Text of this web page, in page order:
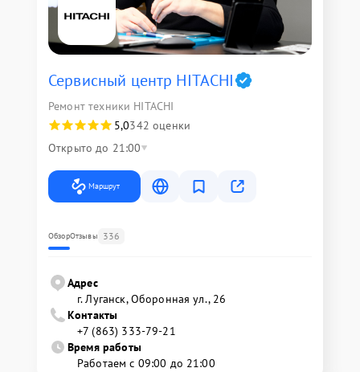
Сервисный центр HITACHI
Ремонт техники HITACHI
5,0342 оценки
Открыто до 21:00
Маршрут
ОбзорОтзывы 336
Адрес
г. Луганск, Оборонная ул., 26
Контакты
+7 (863) 333-79-21
Время работы
Работаем с 09:00 до 21:00